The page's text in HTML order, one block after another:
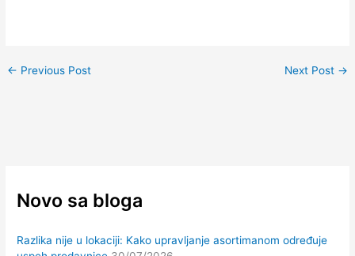
← Previous Post Next Post →
Novo sa bloga
Razlika nije u lokaciji: Kako upravljanje asortimanom određuje